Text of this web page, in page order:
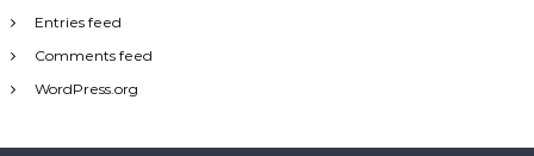
Entries feed
Comments feed
WordPress.org